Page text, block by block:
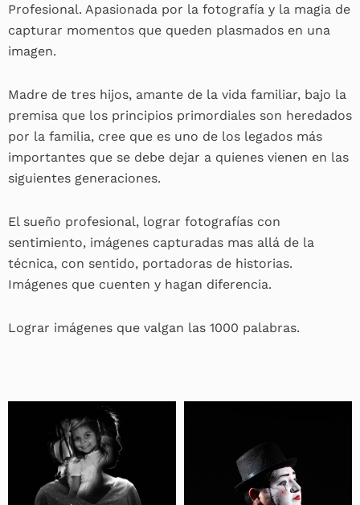
Profesional. Apasionada por la fotografía y la magia de
capturar momentos que queden plasmados en una
imagen.
Madre de tres hijos, amante de la vida familiar, bajo la
premisa que los principios primordiales son heredados
por la familia, cree que es uno de los legados más
importantes que se debe dejar a quienes vienen en las
siguientes generaciones.
El sueño profesional, lograr fotografías con
sentimiento, imágenes capturadas mas allá de la
técnica, con sentido, portadoras de historias.
Imágenes que cuenten y hagan diferencia.
Lograr imágenes que valgan las 1000 palabras.